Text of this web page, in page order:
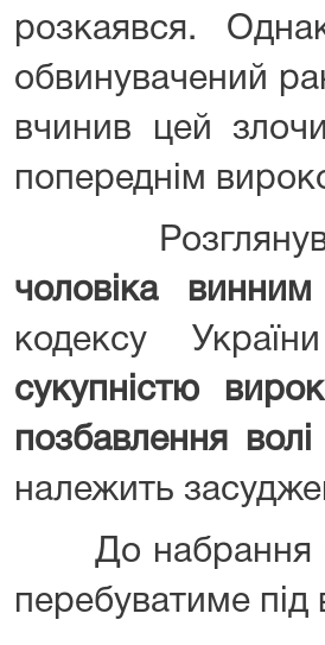
розкаявся.
обвинувачений
вчинив цей
попереднім
Розглянувши
чоловіка винним
кодексу
сукупністю
позбавлення волі
належить
До набрання
перебуватиме під